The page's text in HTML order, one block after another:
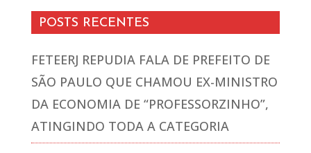
POSTS RECENTES
FETEERJ REPUDIA FALA DE PREFEITO DE
SÃO PAULO QUE CHAMOU EX-MINISTRO
DA ECONOMIA DE “PROFESSORZINHO”,
ATINGINDO TODA A CATEGORIA